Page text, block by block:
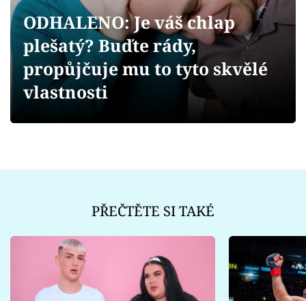
Videa
Sledujte prima+
ODHALENO: Je váš chlap
plešatý? Buďte rády,
propůjčuje mu to tyto skvělé
vlastnosti
PŘEČTĚTE SI TAKÉ